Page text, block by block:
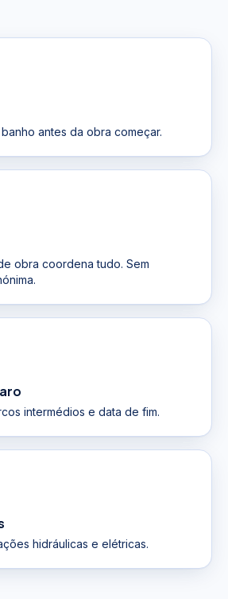
antes da obra começar.
obra coordena tudo. Sem
intermédios e data de fim.
hidráulicas e elétricas.